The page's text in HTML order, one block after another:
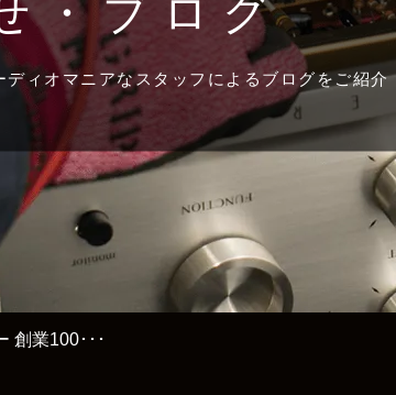
・ブログ
ィオマニアなスタッフによるブログをご紹介
創業100･･･